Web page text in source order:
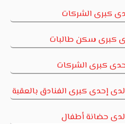
كبرى الشركات
كبرى سكن طالبات
كبرى الشركات
إحدى كبرى الفنادق بالعقبة
حضانة أطفال